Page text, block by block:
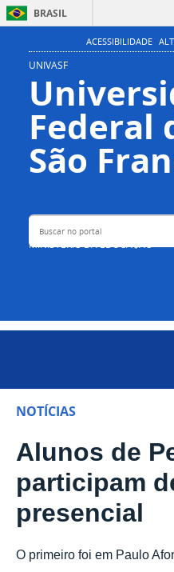
BRASIL
ACESSIBILIDADE
UNIVASF
Federal
São
MINISTÉRIO DA EDUCAÇÃO
Buscar no portal
NOTÍCIAS
Alunos de
participam
presencial
O primeiro foi em Paulo